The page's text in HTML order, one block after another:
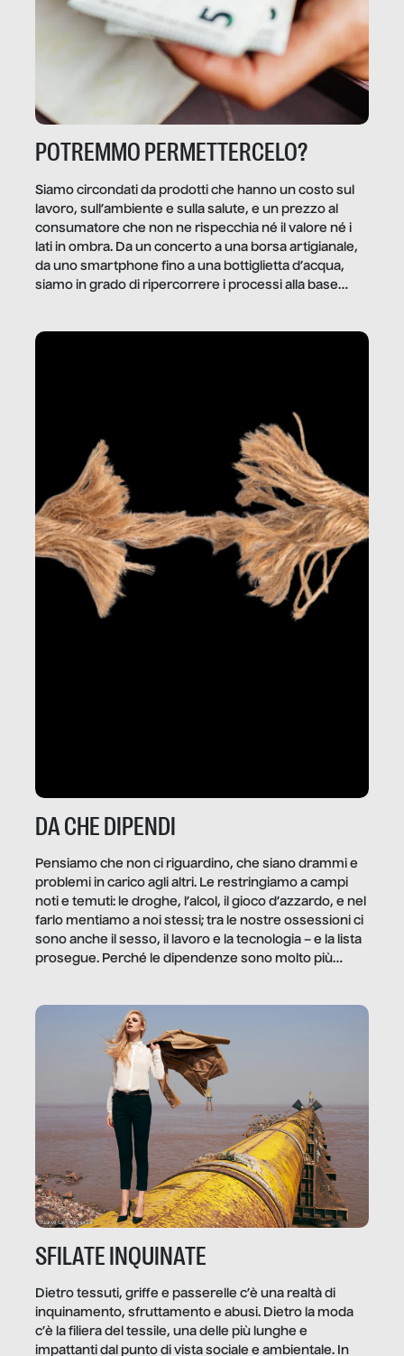
POTREMMO PERMETTERCELO?
Siamo circondati da prodotti che hanno un costo sul
lavoro, sull’ambiente e sulla salute, e un prezzo al
consumatore che non ne rispecchia né il valore né i
lati in ombra. Da un concerto a una borsa artigianale,
da uno smartphone fino a una bottiglietta d’acqua,
siamo in grado di ripercorrere i processi alla base
dietro gli oggetti e i servizi che fanno la nostra vita
DA CHE DIPENDI
Pensiamo che non ci riguardino, che siano drammi e
problemi in carico agli altri. Le restringiamo a campi
noti e temuti: le droghe, l’alcol, il gioco d’azzardo, e nel
farlo mentiamo a noi stessi; tra le nostre ossessioni ci
sono anche il sesso, il lavoro e la tecnologia – e la lista
prosegue. Perché le dipendenze sono molto più
trae un guadagno. In questo reportage vediamo
quale e come.
SFILATE INQUINATE
Dietro tessuti, griffe e passerelle c’è una realtà di
inquinamento, sfruttamento e abusi. Dietro la moda
c’è la filiera del tessile, una delle più lunghe e
impattanti dal punto di vista sociale e ambientale. In